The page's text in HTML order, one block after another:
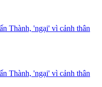
Thành, 'ngại' vì cảnh thân
Thành, 'ngại' vì cảnh thân